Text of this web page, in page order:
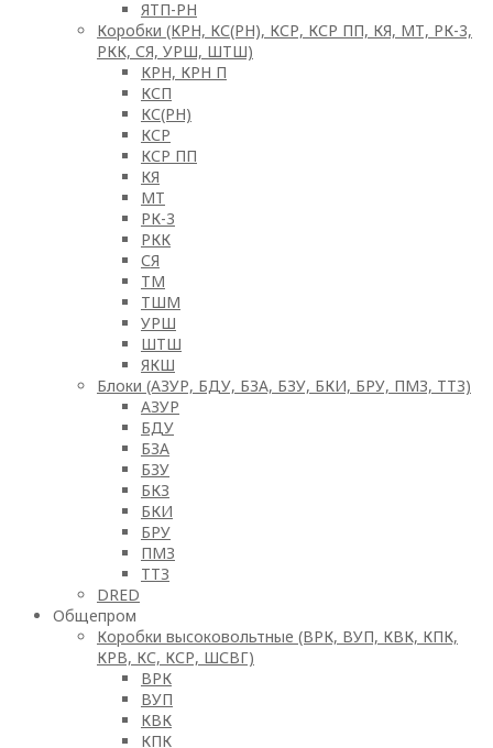
ЯТП-РН
Коробки (КРН, КС(РН), КСР, КСР ПП, КЯ, МТ, РК-3,
РКК, СЯ, УРШ, ШТШ)
КРН, КРН П
КСП
КС(РН)
КСР
КСР ПП
КЯ
МТ
РК-3
РКК
СЯ
ТМ
ТШМ
УРШ
ШТШ
ЯКШ
Блоки (АЗУР, БДУ, БЗА, БЗУ, БКИ, БРУ, ПМЗ, ТТЗ)
АЗУР
БДУ
БЗА
БЗУ
БКЗ
БКИ
БРУ
ПМЗ
ТТЗ
DRED
Общепром
Коробки высоковольтные (ВРК, ВУП, КВК, КПК,
КРВ, КС, КСР, ШСВГ)
ВРК
ВУП
КВК
КПК